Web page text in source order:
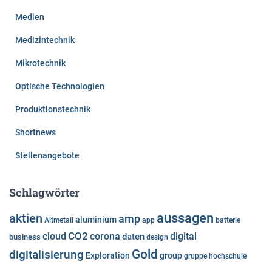
Medien
Medizintechnik
Mikrotechnik
Optische Technologien
Produktionstechnik
Shortnews
Stellenangebote
Schlagwörter
aktien Altmetall aluminiumamp app aussagen batterie
business cloud CO2 corona daten design digital
digitalisierung Exploration Gold group gruppe hochschule